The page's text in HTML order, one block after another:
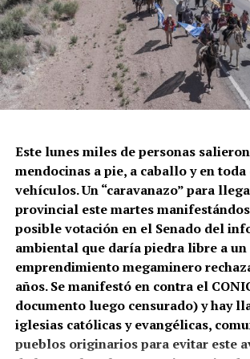
Correpi (la Coordinadora contra la
institucional), afirmó: “Juan Gabriel
directo al cuerpo. No sabemos todavía
cartuchería utilizaron, pero a corta
zonas vitales como tórax y abdomen, un
escopeta es letal, tanto con cartuchos
postas de goma) o todo propósito (con
plomo). Hasta un cartucho de
puede herir o matar a corta distancia.
protocolos de uso de armas largas
Este lunes miles de personas
mendocinas a pie, a caballo y en toda
vehículos. Un “caravanazo” para
provincial este martes
posible votación en el Senado del
ambiental que daría piedra libre a un
emprendimiento megaminero
años. Se manifestó en contra el
documento luego censurado) y hay
iglesias católicas y evangélicas,
pueblos originarios para evitar este